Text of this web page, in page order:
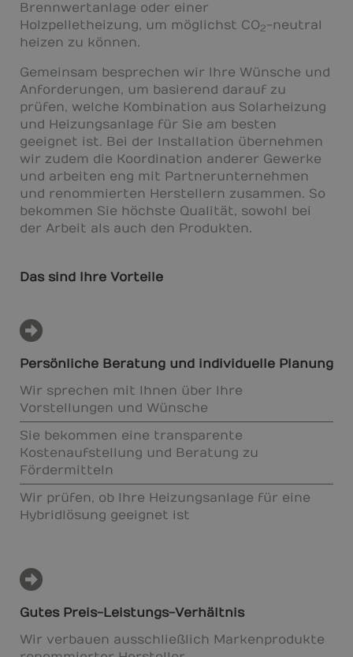
Brennwertanlage oder einer
Holzpelletheizung, um möglichst CO2-neutral
heizen zu können.
Gemeinsam besprechen wir Ihre Wünsche und
Anforderungen, um basierend darauf zu
prüfen, welche Kombination aus Solarheizung
und Heizungsanlage für Sie am besten
geeignet ist. Bei der Installation übernehmen
wir zudem die Koordination anderer Gewerke
und arbeiten eng mit Partnerunternehmen
und renommierten Herstellern zusammen. So
bekommen Sie höchste Qualität, sowohl bei
der Arbeit als auch den Produkten.
Das sind Ihre Vorteile
Persönliche Beratung und individuelle Planung
Wir sprechen mit Ihnen über Ihre
Vorstellungen und Wünsche
Sie bekommen eine transparente
Kostenaufstellung und Beratung zu
Fördermitteln
Wir prüfen, ob Ihre Heizungsanlage für eine
Hybridlösung geeignet ist
Gutes Preis-Leistungs-Verhältnis
Wir verbauen ausschließlich Markenprodukte